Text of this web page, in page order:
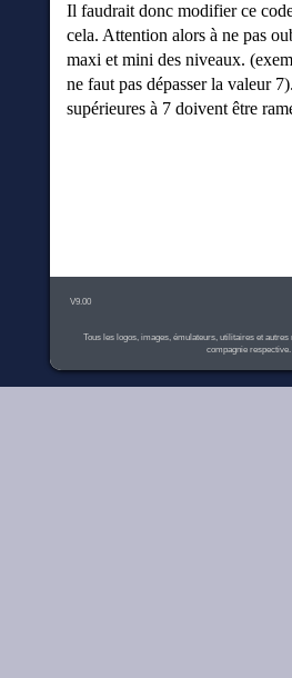
Il faudrait donc modifier ce
cela. Attention alors à ne pas
maxi et mini des niveaux.
ne faut pas dépasser la valeur
supérieures à 7 doivent être
V9.00
Tous les logos, images, émulateurs, utilitaires et
compagnie respective.